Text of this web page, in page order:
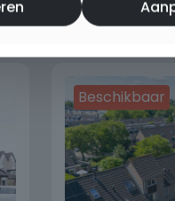
Beschikbaar